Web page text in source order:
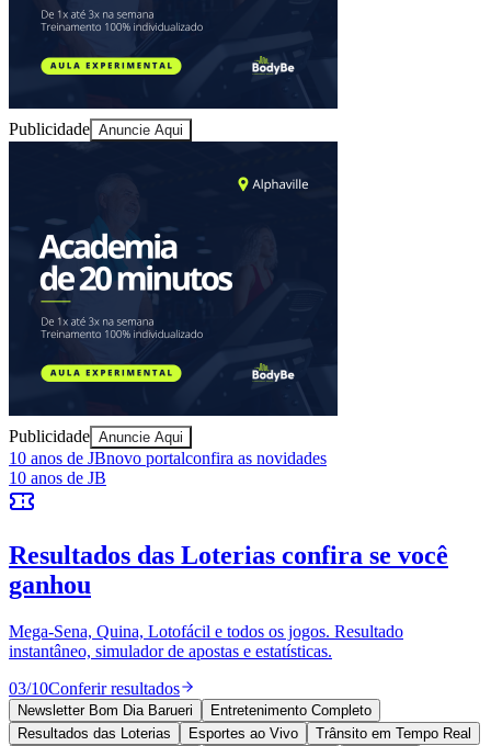
Juventude
Publicidade Anuncie Aqui
Publicidade Anuncie Aqui
10 anos de JBnovo portalconfira as novidades
10 anos de JB
Resultados das Loterias confira se você
ganhou
Mega-Sena, Quina, Lotofácil e todos os jogos. Resultado
instantâneo, simulador de apostas e estatísticas.
03/10Conferir resultados
Newsletter Bom Dia Barueri
Entretenimento Completo
Resultados das Loterias
Esportes ao Vivo
Trânsito em Tempo Real